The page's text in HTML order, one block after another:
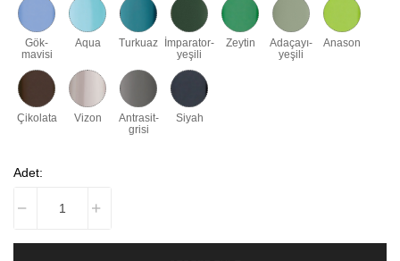
Gök-
mavisi
Aqua Turkuaz İmparator-
yeşili
Zeytin
Adaçayı-
yeşili
Anason
Çikolata Vizon
Antrasit-
grisi
Siyah
Adet: